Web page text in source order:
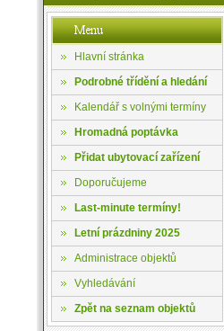
Hlavní stránka
Podrobné třídění a hledání
Kalendář s volnými termíny
Hromadná poptávka
Přidat ubytovací zařízení
Doporučujeme
Last-minute termíny!
Letní prázdniny 2025
Administrace objektů
Vyhledávání
Zpět na seznam objektů